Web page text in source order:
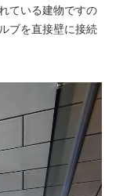
ている建物ですの
ブを直接壁に接続